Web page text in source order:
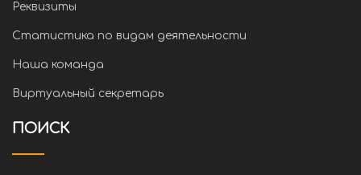
Реквизиты
Статистика по видам деятельности
Наша команда
Виртуальный секретарь
ПОИСК